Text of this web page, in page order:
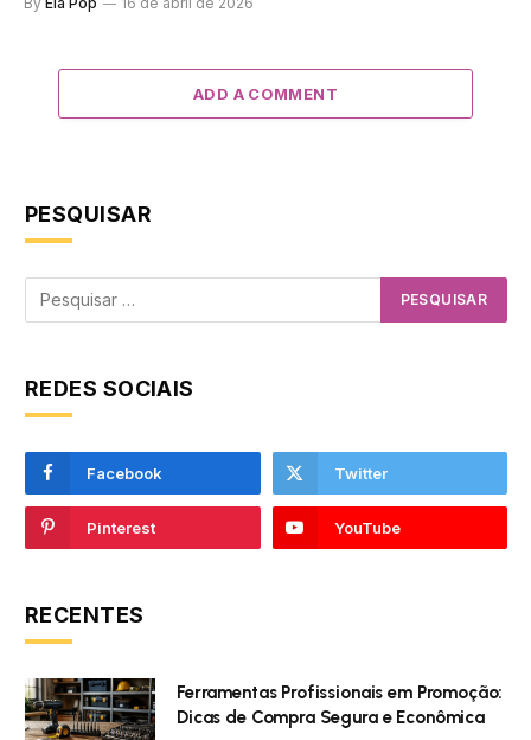
ADD A COMMENT
PESQUISAR
REDES SOCIAIS
Facebook Twitter
Pinterest YouTube
RECENTES
Ferramentas Profissionais em Promoção:
Dicas de Compra Segura e Econômica